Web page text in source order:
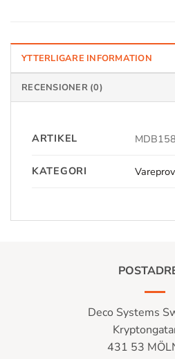
YTTERLIGARE INFORMATION
RECENSIONER (0)
ARTIKEL
KATEGORI
Deco Systems
431 53